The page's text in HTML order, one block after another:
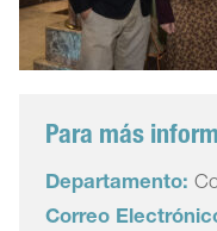
Para más
Departamento:
Correo